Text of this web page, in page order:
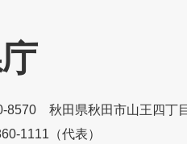
8570 秋田県秋田市山王四丁
1111（代表）